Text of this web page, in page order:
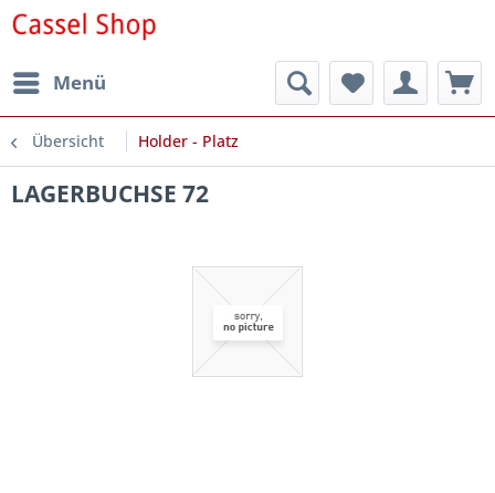
Menü
Übersicht Holder - Platz
LAGERBUCHSE 72